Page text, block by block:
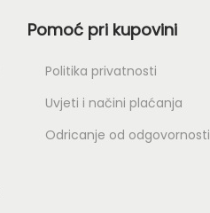
Pomoć pri kupovini
Politika privatnosti
Uvjeti i načini plaćanja
Odricanje od odgovornosti